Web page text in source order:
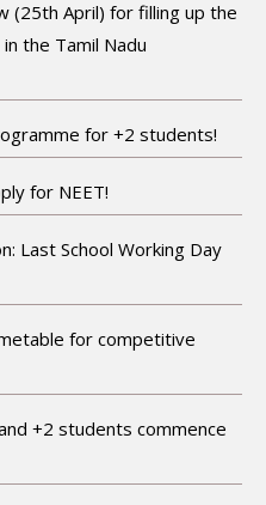
(25th April) for filling up the
the Tamil Nadu
for +2 students!
for NEET!
Last School Working Day
for competitive
+2 students commence